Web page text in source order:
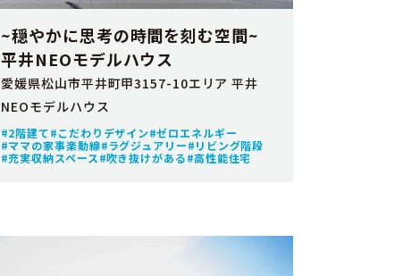
~穏やかに思考の時間を刻む空間~
平井NEOモデルハウス
愛媛県松山市平井町甲3157-10エリア 平井
NEOモデルハウス
2階建て こだわりデザイン ゼロエネルギー
ママの家事楽動線 ラグジュアリー
リビング階段
充実収納スペース 吹き抜けがある 高性能住宅